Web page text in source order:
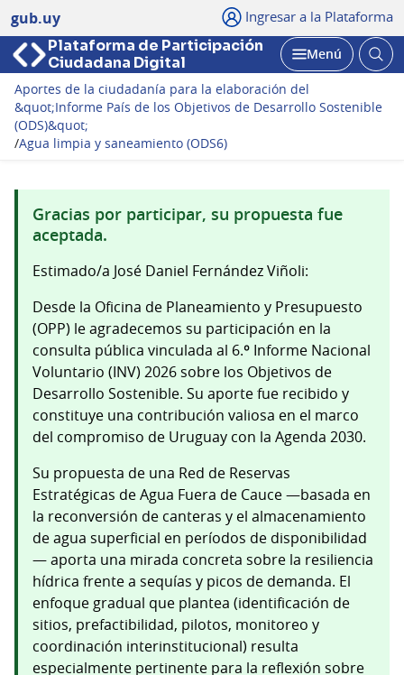
gub.uy Ingresar a la Plataforma
Plataforma de Participación
Ciudadana Digital
Abrir
Menú
Aportes de la ciudadanía para la elaboración del
&quot;Informe País de los Objetivos de Desarrollo Sostenible
(ODS)&quot;
/Agua limpia y saneamiento (ODS6)
Gracias por participar, su propuesta fue
aceptada.
Estimado/a José Daniel Fernández Viñoli:
Desde la Oficina de Planeamiento y Presupuesto
(OPP) le agradecemos su participación en la
consulta pública vinculada al 6.º Informe Nacional
Voluntario (INV) 2026 sobre los Objetivos de
Desarrollo Sostenible. Su aporte fue recibido y
constituye una contribución valiosa en el marco
del compromiso de Uruguay con la Agenda 2030.
Su propuesta de una Red de Reservas
Estratégicas de Agua Fuera de Cauce —basada en
la reconversión de canteras y el almacenamiento
de agua superficial en períodos de disponibilidad
— aporta una mirada concreta sobre la resiliencia
hídrica frente a sequías y picos de demanda. El
enfoque gradual que plantea (identificación de
sitios, prefactibilidad, pilotos, monitoreo y
coordinación interinstitucional) resulta
especialmente pertinente para la reflexión sobre